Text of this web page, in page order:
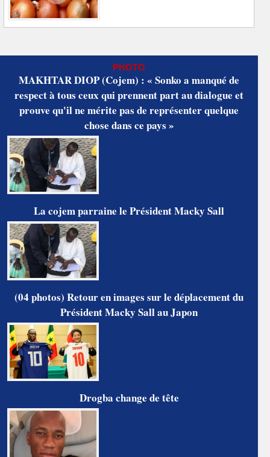
PHOTO
MAKHTAR DIOP (Cojem) : « Sonko a manqué de
respect à tous ceux qui prennent part au dialogue et
prouve qu'il ne mérite pas de représenter quelque
chose dans ce pays »
La cojem parraine le Président Macky Sall
(04 photos) Retour en images sur le déplacement du
Président Macky Sall au Japon
Drogba change de tête